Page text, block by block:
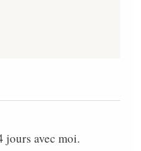
jours avec moi.